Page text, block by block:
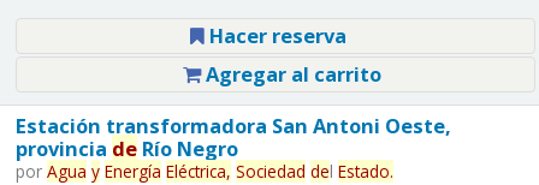
Hacer reserva
Agregar al carrito
Estación transformadora San Antoni Oeste,
provincia deRío Negro
por Agua y Energía Eléctrica, Sociedad del Estado.